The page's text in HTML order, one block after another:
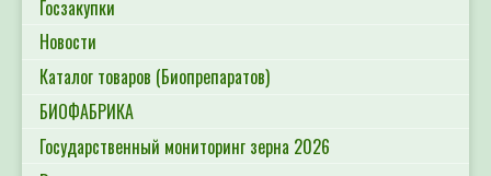
Госзакупки
Новости
Каталог товаров (Биопрепаратов)
БИОФАБРИКА
Государственный мониторинг зерна 2026